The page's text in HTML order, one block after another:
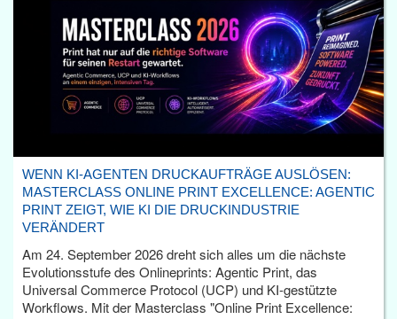
WENN KI-AGENTEN DRUCKAUFTRÄGE AUSLÖSEN:
MASTERCLASS ONLINE PRINT EXCELLENCE: AGENTIC
PRINT ZEIGT, WIE KI DIE DRUCKINDUSTRIE
VERÄNDERT
Am 24. September 2026 dreht sich alles um die nächste
Evolutionsstufe des Onlineprints: Agentic Print, das
Universal Commerce Protocol (UCP) und KI-gestützte
Workflows. Mit der Masterclass "Online Print Excellence: